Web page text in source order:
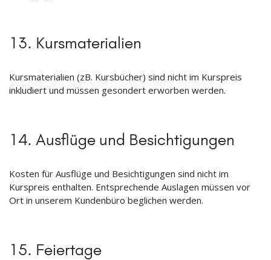
13. Kursmaterialien
Kursmaterialien (zB. Kursbücher) sind nicht im Kurspreis
inkludiert und müssen gesondert erworben werden.
14. Ausflüge und Besichtigungen
Kosten für Ausflüge und Besichtigungen sind nicht im
Kurspreis enthalten. Entsprechende Auslagen müssen vor
Ort in unserem Kundenbüro beglichen werden.
15. Feiertage